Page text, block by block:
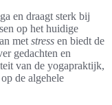
en draagt sterk bij
op het huidige
met stress en biedt de
gedachten en
van de yogapraktijk,
de algehele